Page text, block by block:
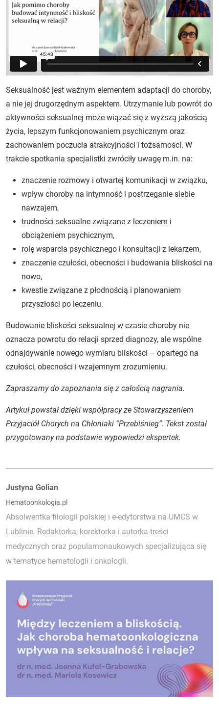
Seksualność jest ważnym elementem adaptacji do choroby,
a nie jej drugorzędnym aspektem. Utrzymanie lub powrót do
aktywności seksualnej może wiązać się z wyższą jakością
życia, lepszym funkcjonowaniem psychicznym oraz
zachowaniem poczucia atrakcyjności i tożsamości. W
trakcie spotkania specjalistki zwróciły uwagę m.in. na:
znaczenie rozmowy i otwartej komunikacji w związku,
wpływ choroby na intymność i postrzeganie siebie
nawzajem,
trudności seksualne związane z leczeniem i
obciążeniem psychicznym,
rolę wsparcia psychicznego i konsultacji z lekarzem,
znaczenie czułości, obecności i budowania bliskości na
nowo,
kwestie związane z płodnością i planowaniem
przyszłości po leczeniu.
Budowanie bliskości seksualnej w czasie choroby nie
oznacza powrotu do relacji sprzed diagnozy, ale wspólne
odnajdywanie nowego wymiaru bliskości – opartego na
czułości, obecności i wzajemnym zrozumieniu.
Zapraszamy do zapoznania się z całością nagrania.
Artykuł powstał dzięki współpracy ze Stowarzyszeniem
Przyjaciół Chorych na Chłoniaki “Przebiśnieg”. Tekst został
przygotowany na podstawie wypowiedzi ekspertek.
Autorzy:
Justyna Golian
Hematoonkologia.pl
Absolwentka filologii polskiej i e-edytorstwa na UMCS w
Lublinie. Redaktorka, korektorka i autorka treści
medycznych oraz popularnonaukowych specjalizująca się
w tematyce hematologii i onkologii.